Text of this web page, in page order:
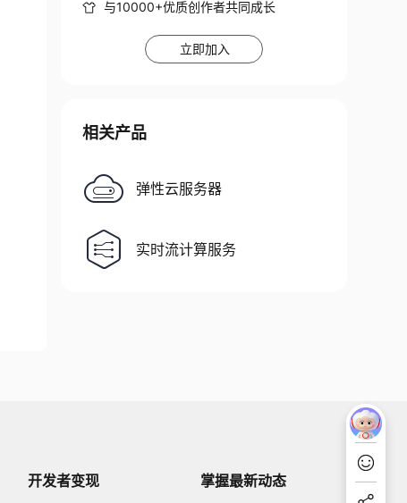
与10000+优质创作者共同成长
立即加入
相关产品
弹性云服务器
实时流计算服务
开发者变现 掌握最新动态